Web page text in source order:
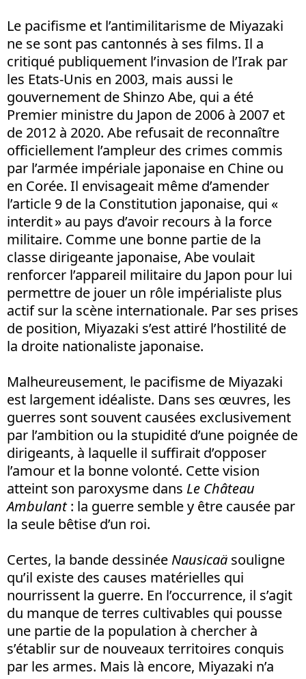
Le pacifisme et l’antimilitarisme de Miyazaki
ne se sont pas cantonnés à ses films. Il a
critiqué publiquement l’invasion de l’Irak par
les Etats-Unis en 2003, mais aussi le
gouvernement de Shinzo Abe, qui a été
Premier ministre du Japon de 2006 à 2007 et
de 2012 à 2020. Abe refusait de reconnaître
officiellement l’ampleur des crimes commis
par l’armée impériale japonaise en Chine ou
en Corée. Il envisageait même d’amender
l’article 9 de la Constitution japonaise, qui «
interdit» au pays d’avoir recours à la force
militaire. Comme une bonne partie de la
classe dirigeante japonaise, Abe voulait
renforcer l’appareil militaire du Japon pour lui
permettre de jouer un rôle impérialiste plus
actif sur la scène internationale. Par ses prises
de position, Miyazaki s’est attiré l’hostilité de
la droite nationaliste japonaise.
Malheureusement, le pacifisme de Miyazaki
est largement idéaliste. Dans ses œuvres, les
guerres sont souvent causées exclusivement
par l’ambition ou la stupidité d’une poignée de
dirigeants, à laquelle il suffirait d’opposer
l’amour et la bonne volonté. Cette vision
atteint son paroxysme dans Le Château
Ambulant: la guerre semble y être causée par
la seule bêtise d’un roi.
Certes, la bande dessinéeNausicaä souligne
qu’il existe des causes matérielles qui
nourrissent la guerre. En l’occurrence, il s’agit
du manque de terres cultivables qui pousse
une partie de la population à chercher à
s’établir sur de nouveaux territoires conquis
par les armes. Mais là encore, Miyazaki n’a